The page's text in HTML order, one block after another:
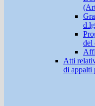
del
Atti
di appalti